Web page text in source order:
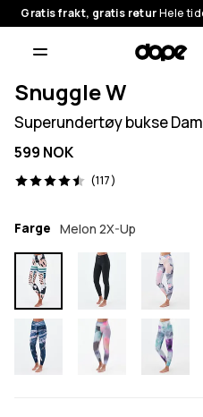
Gratis frakt, gratis returHele
Snuggle W
Superundertøy bukse
599 NOK
(117)
117 anmeldelser, 4.5/5
Farge Melon 2X-Up